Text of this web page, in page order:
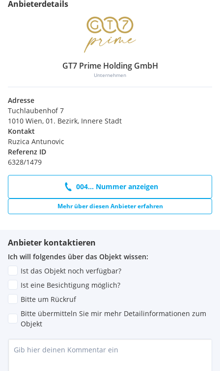
Anbieterdetails
GT7 Prime Holding GmbH
Unternehmen
Adresse
Tuchlaubenhof 7
1010 Wien, 01. Bezirk, Innere Stadt
Kontakt
Ruzica Antunovic
Referenz ID
6328/1479
004... Nummer anzeigen
Mehr über diesen Anbieter erfahren
Anbieter kontaktieren
Ich will folgendes über das Objekt wissen:
Ist das Objekt noch verfügbar?
Ist eine Besichtigung möglich?
Bitte um Rückruf
Bitte übermitteln Sie mir mehr Detailinformationen zum
Objekt